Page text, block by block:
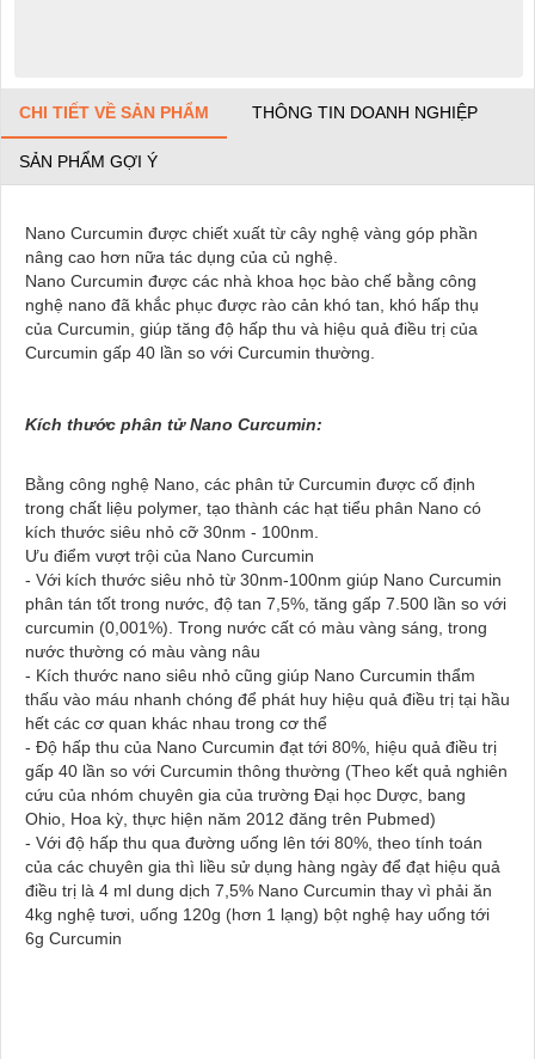
CHI TIẾT VỀ SẢN PHẨM THÔNG TIN DOANH NGHIỆP
SẢN PHẨM GỢI Ý
Nano Curcumin được chiết xuất từ cây nghệ vàng góp phần
nâng cao hơn nữa tác dụng của củ nghệ.
Nano Curcumin được các nhà khoa học bào chế bằng công
nghệ nano đã khắc phục được rào cản khó tan, khó hấp thụ
của Curcumin, giúp tăng độ hấp thu và hiệu quả điều trị của
Curcumin gấp 40 lần so với Curcumin thường.
Kích thước phân tử Nano Curcumin:
Bằng công nghệ Nano, các phân tử Curcumin được cố định
trong chất liệu polymer, tạo thành các hạt tiểu phân Nano có
kích thước siêu nhỏ cỡ 30nm - 100nm.
Ưu điểm vượt trội của Nano Curcumin
- Với kích thước siêu nhỏ từ 30nm-100nm giúp Nano Curcumin
phân tán tốt trong nước, độ tan 7,5%, tăng gấp 7.500 lần so với
curcumin (0,001%). Trong nước cất có màu vàng sáng, trong
nước thường có màu vàng nâu
- Kích thước nano siêu nhỏ cũng giúp Nano Curcumin thẩm
thấu vào máu nhanh chóng để phát huy hiệu quả điều trị tại hầu
hết các cơ quan khác nhau trong cơ thể
- Độ hấp thu của Nano Curcumin đạt tới 80%, hiệu quả điều trị
gấp 40 lần so với Curcumin thông thường (Theo kết quả nghiên
cứu của nhóm chuyên gia của trường Đại học Dược, bang
Ohio, Hoa kỳ, thực hiện năm 2012 đăng trên Pubmed)
- Với độ hấp thu qua đường uống lên tới 80%, theo tính toán
của các chuyên gia thì liều sử dụng hàng ngày để đạt hiệu quả
điều trị là 4 ml dung dịch 7,5% Nano Curcumin thay vì phải ăn
4kg nghệ tươi, uống 120g (hơn 1 lạng) bột nghệ hay uống tới
6g Curcumin